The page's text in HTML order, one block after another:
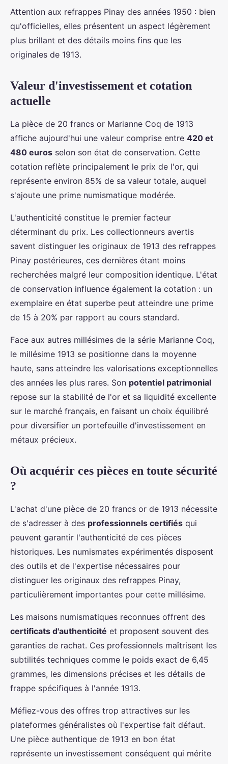
Attention aux refrappes Pinay des années 1950 : bien
qu'officielles, elles présentent un aspect légèrement
plus brillant et des détails moins fins que les
originales de 1913.
Valeur d'investissement et cotation
actuelle
La pièce de 20 francs or Marianne Coq de 1913
affiche aujourd'hui une valeur comprise entre 420 et
480 euros selon son état de conservation. Cette
cotation reflète principalement le prix de l'or, qui
représente environ 85% de sa valeur totale, auquel
s'ajoute une prime numismatique modérée.
L'authenticité constitue le premier facteur
déterminant du prix. Les collectionneurs avertis
savent distinguer les originaux de 1913 des refrappes
Pinay postérieures, ces dernières étant moins
recherchées malgré leur composition identique. L'état
de conservation influence également la cotation : un
exemplaire en état superbe peut atteindre une prime
de 15 à 20% par rapport au cours standard.
Face aux autres millésimes de la série Marianne Coq,
le millésime 1913 se positionne dans la moyenne
haute, sans atteindre les valorisations exceptionnelles
des années les plus rares. Son potentiel patrimonial
repose sur la stabilité de l'or et sa liquidité excellente
sur le marché français, en faisant un choix équilibré
pour diversifier un portefeuille d'investissement en
métaux précieux.
Où acquérir ces pièces en toute sécurité
?
L'achat d'une pièce de 20 francs or de 1913 nécessite
de s'adresser à des professionnels certifiés qui
peuvent garantir l'authenticité de ces pièces
historiques. Les numismates expérimentés disposent
des outils et de l'expertise nécessaires pour
distinguer les originaux des refrappes Pinay,
particulièrement importantes pour cette millésime.
Les maisons numismatiques reconnues offrent des
certificats d'authenticité et proposent souvent des
garanties de rachat. Ces professionnels maîtrisent les
subtilités techniques comme le poids exact de 6,45
grammes, les dimensions précises et les détails de
frappe spécifiques à l'année 1913.
Méfiez-vous des offres trop attractives sur les
plateformes généralistes où l'expertise fait défaut.
Une pièce authentique de 1913 en bon état
représente un investissement conséquent qui mérite